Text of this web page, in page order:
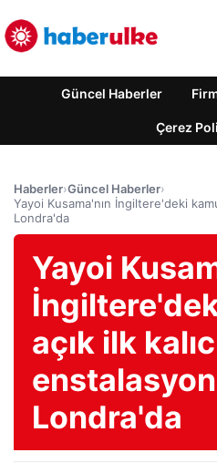
Güncel Haberler
Çerez
Haberler›Güncel Haberler›
Yayoi Kusama'nın İngiltere'deki
Londra'da
Yayoi
açık ilk
Londra'da